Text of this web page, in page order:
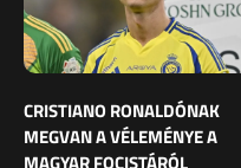
CRISTIANO RONALDÓNAK
MEGVAN A VÉLEMÉNYE A